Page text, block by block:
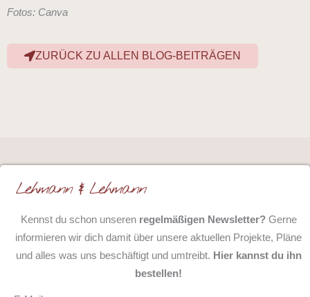
Fotos: Canva
ZURÜCK ZU ALLEN BLOG-BEITRÄGEN
Kennst du schon unseren regelmäßigen Newsletter?Gerne
informieren wir dich damit über unsere aktuellen Projekte, Pläne
und alles was uns beschäftigt und umtreibt. Hier kannst du ihn
bestellen!